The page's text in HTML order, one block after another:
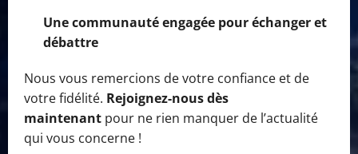
Une communauté engagée pour échanger et
débattre
Nous vous remercions de votre confiance et de
votre fidélité. Rejoignez-nous dès
maintenant pour ne rien manquer de l’actualité
qui vous concerne !